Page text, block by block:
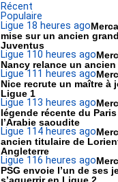
Récent
Populaire
Ligue 18 heures ago
mise sur un ancien
Juventus
Ligue 1 10 heures ago
Nancy relance un
Ligue 1 11 heures ago
Nice recrute un maître à
Ligue 1
Ligue 1 13 heures ago
légende récente du
l’Arabie saoudite
Ligue 1 14 heures ago
ancien titulaire de
Angleterre
Ligue 1 16 heures ago
PSG envoie l’un de ses